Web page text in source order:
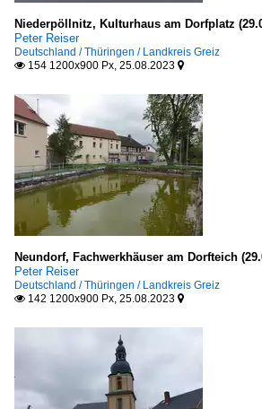
Niederpöllnitz, Kulturhaus am Dorfplatz
Peter Reiser
Deutschland / Thüringen / Landkreis Greiz
 154 1200x900 Px, 25.08.2023 
Neundorf, Fachwerkhäuser am Dorfteich
Peter Reiser
Deutschland / Thüringen / Landkreis Greiz
 142 1200x900 Px, 25.08.2023 